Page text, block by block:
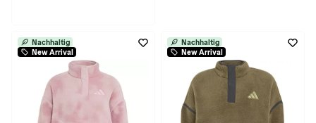
Nachhaltig
New Arrival
Nachhaltig
New Arrival